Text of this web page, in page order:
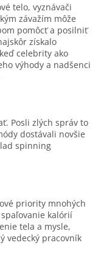
telo, vyznávači
závažím môže
pomôcť a posilniť
získalo
celebrity ako
výhody a nadšenci
Posli zlých správ to
dostávali novšie
spinning
priority mnohých
kalórií
tela a mysle,
vedecký pracovník